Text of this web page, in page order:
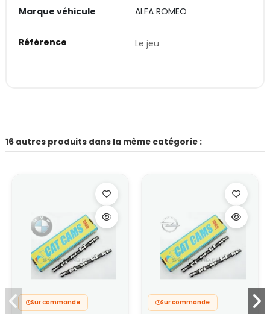
Marque véhicule ALFA ROMEO
Référence Le jeu
16 autres produits dans la même catégorie :
Sur commande Sur commande